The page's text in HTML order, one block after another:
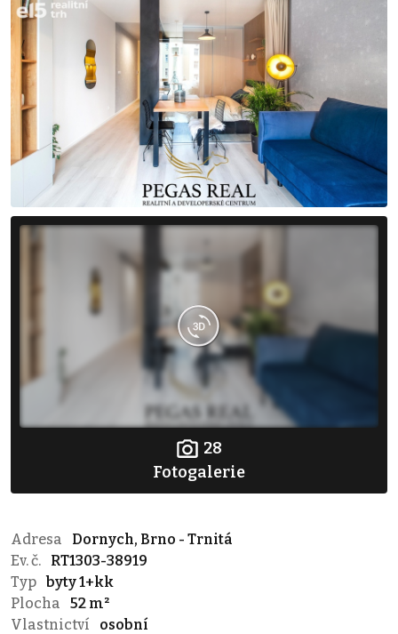
28
Fotogalerie
Adresa
Dornych, Brno - Trnitá
Ev. č.
RT1303-38919
Typ byty 1+kk
Plocha
52 m²
Vlastnictví
osobní